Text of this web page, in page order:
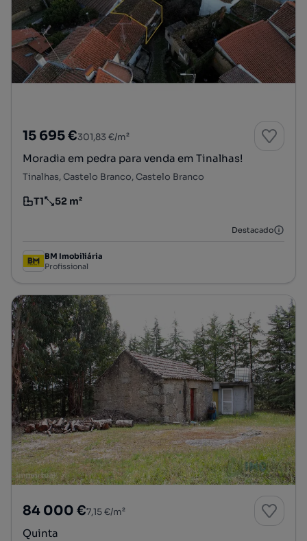
15 695 €301,83 €/m²
Moradia em pedra para venda em Tinalhas!
Tinalhas, Castelo Branco, Castelo Branco
Tipologia
T1
Preço por metro quadrado
52 m²
Destacado
BM Imobiliária
Profissional
84 000 €7,15 €/m²
Quinta